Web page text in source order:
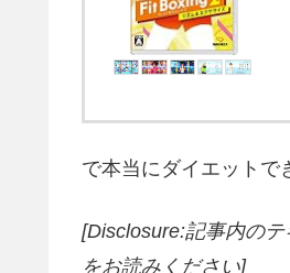
で本当にダイエットで
[Disclosure:記事内の
をお読みください]